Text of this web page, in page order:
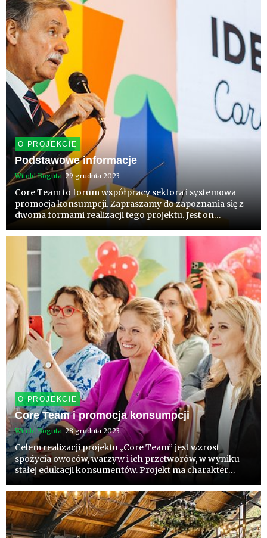
O PROJEKCIE
Podstawowe informacje
Witold Boguta 29 grudnia 2023
Core Team to forum współpracy sektora i systemowa
promocja konsumpcji. Zapraszamy do zapoznania się z
dwoma formami realizacji tego projektu. Jest on
Warzyw, i traktowany jako „parasolowy”, czyli
wspierający wiele innych ...
O PROJEKCIE
Core Team i promocja konsumpcji
Witold Boguta 28 grudnia 2023
Celem realizacji projektu „Core Team” jest wzrost
spożycia owoców, warzyw i ich przetworów, w wyniku
stałej edukacji konsumentów. Projekt ma charakter
dedykowanych wiodącym gatunkom, grupom
gatunków, segmentom kon...